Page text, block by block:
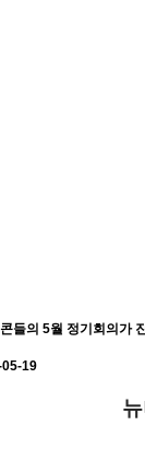
들의 5월 정기회의가
19